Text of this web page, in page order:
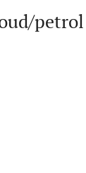
petrol